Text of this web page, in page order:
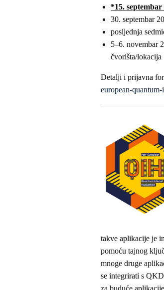
*15. septembar
30. septembar
posljednja
5–6. novembar
čvorišta/lokacija
Detalji i prijavna
european-
takve aplikacije je
pomoću tajnog
mnoge druge
se integrirati s